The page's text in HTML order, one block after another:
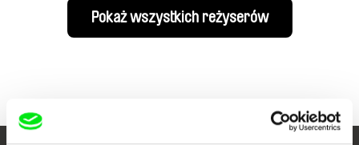
Pokaż wszystkich reżyserów